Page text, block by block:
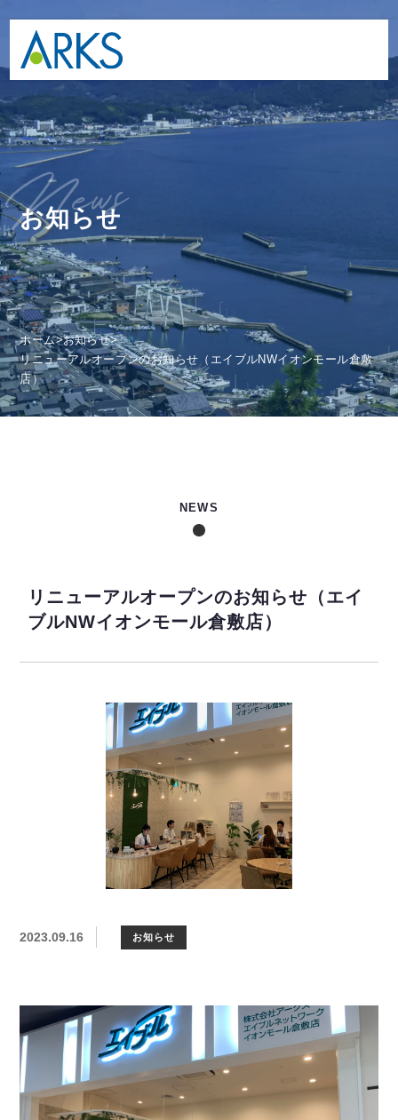
n
ews
お知らせ
ホーム>お知らせ>
リニューアルオープンのお知らせ（エイブルNWイオンモール倉敷
店）
リニューアルオープンのお知らせ（エイ
ブルNWイオンモール倉敷店）
NEWS
2023.09.16 お知らせ